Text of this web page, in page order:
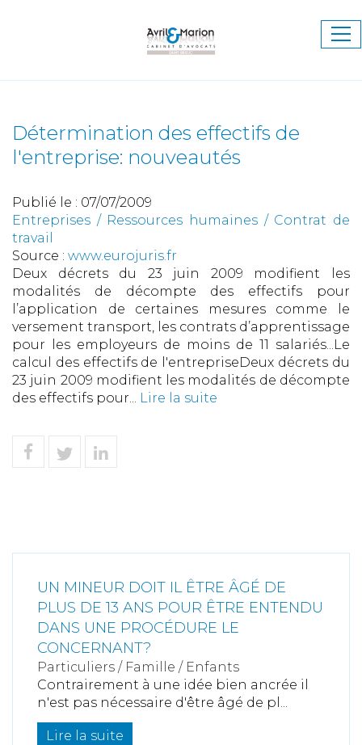
Détermination des effectifs de
l'entreprise: nouveautés
Publié le : 07/07/2009
Entreprises / Ressources humaines / Contrat de
travail
Source : www.eurojuris.fr
Deux décrets du 23 juin 2009 modifient les
modalités de décompte des effectifs pour
l’application de certaines mesures comme le
versement transport, les contrats d’apprentissage
pour les employeurs de moins de 11 salariés...Le
calcul des effectifs de l'entrepriseDeux décrets du
23 juin 2009 modifient les modalités de décompte
des effectifs pour... Lire la suite
UN MINEUR DOIT IL ÊTRE ÂGÉ DE
PLUS DE 13 ANS POUR ÊTRE ENTENDU
DANS UNE PROCÉDURE LE
CONCERNANT?
Particuliers / Famille / Enfants
Contrairement à une idée bien ancrée il
n'est pas nécessaire d'être âgé de pl...
Lire la suite